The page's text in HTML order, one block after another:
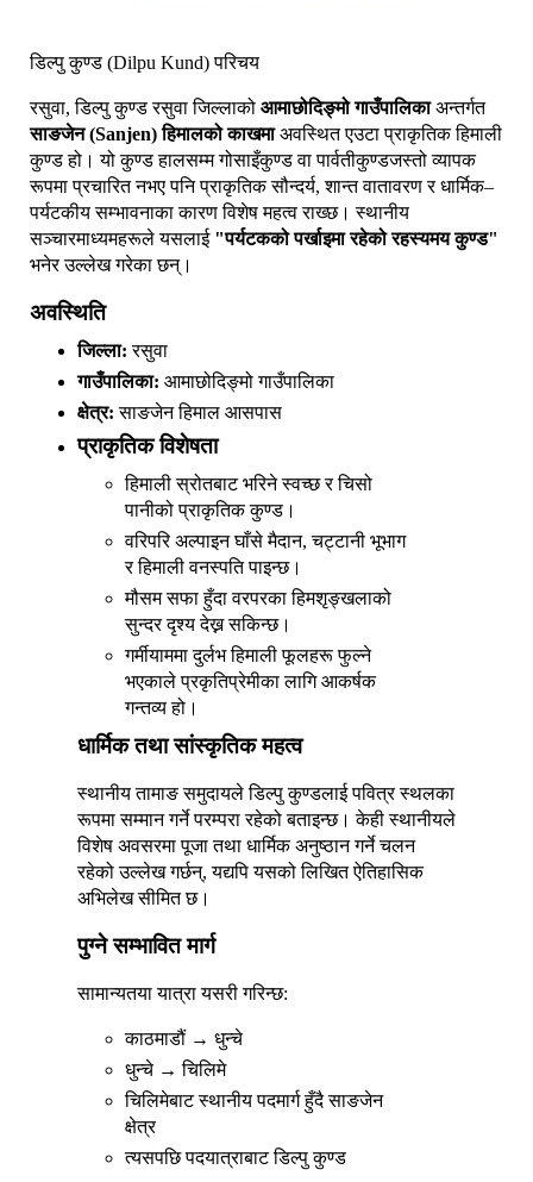
डिल्पु कुण्ड (Dilpu Kund) परिचय
रसुवा, डिल्पु कुण्ड रसुवा जिल्लाको आमाछोदिङ्मो गाउँपालिकाअन्तर्गत
साङजेन (Sanjen) हिमालको काखमाअवस्थित एउटा प्राकृतिक हिमाली
कुण्ड हो। यो कुण्ड हालसम्म गोसाइँकुण्ड वा पार्वतीकुण्डजस्तो व्यापक
रूपमा प्रचारित नभए पनि प्राकृतिक सौन्दर्य, शान्त वातावरण र धार्मिक–
पर्यटकीय सम्भावनाका कारण विशेष महत्व राख्छ। स्थानीय
सञ्चारमाध्यमहरूले यसलाई "पर्यटकको पर्खाइमा रहेको रहस्यमय कुण्ड"
भनेर उल्लेख गरेका छन्।
अवस्थिति
जिल्ला: रसुवा
गाउँपालिका: आमाछोदिङ्मो गाउँपालिका
क्षेत्र: साङजेन हिमाल आसपास
प्राकृतिक विशेषता
हिमाली स्रोतबाट भरिने स्वच्छ र चिसो
पानीको प्राकृतिक कुण्ड।
वरिपरि अल्पाइन घाँसे मैदान, चट्टानी भूभाग
र हिमाली वनस्पति पाइन्छ।
मौसम सफा हुँदा वरपरका हिमशृङ्खलाको
सुन्दर दृश्य देख्न सकिन्छ।
गर्मीयाममा दुर्लभ हिमाली फूलहरू फुल्ने
भएकाले प्रकृतिप्रेमीका लागि आकर्षक
गन्तव्य हो।
धार्मिक तथा सांस्कृतिक महत्व
स्थानीय तामाङ समुदायले डिल्पु कुण्डलाई पवित्र स्थलका
रूपमा सम्मान गर्ने परम्परा रहेको बताइन्छ। केही स्थानीयले
विशेष अवसरमा पूजा तथा धार्मिक अनुष्ठान गर्ने चलन
रहेको उल्लेख गर्छन्, यद्यपि यसको लिखित ऐतिहासिक
अभिलेख सीमित छ।
पुग्ने सम्भावित मार्ग
सामान्यतया यात्रा यसरी गरिन्छ:
काठमाडौं → धुन्चे
धुन्चे → चिलिमे
चिलिमेबाट स्थानीय पदमार्ग हुँदै साङजेन
क्षेत्र
त्यसपछि पदयात्राबाट डिल्पु कुण्ड